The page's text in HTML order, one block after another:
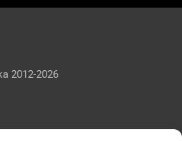
2012-2026